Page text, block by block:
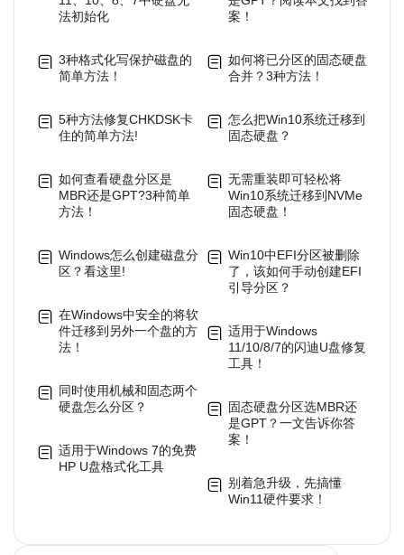
法初始化
3种格式化写保护磁盘的
简单方法！
5种方法修复CHKDSK卡
住的简单方法!
如何查看硬盘分区是
MBR还是GPT?3种简单
方法！
Windows怎么创建磁盘分
区？看这里!
在Windows中安全的将软
件迁移到另外一个盘的方
法！
同时使用机械和固态两个
硬盘怎么分区？
适用于Windows 7的免费
HP U盘格式化工具
案！
如何将已分区的固态硬盘
合并？3种方法！
怎么把Win10系统迁移到
固态硬盘？
无需重装即可轻松将
Win10系统迁移到NVMe
固态硬盘！
Win10中EFI分区被删除
了，该如何手动创建EFI
引导分区？
适用于Windows
11/10/8/7的闪迪U盘修复
工具！
固态硬盘分区选MBR还
是GPT？一文告诉你答
案！
别着急升级，先搞懂
Win11硬件要求！